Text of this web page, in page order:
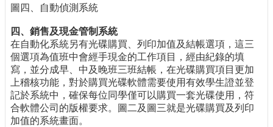
圖四、自動偵測系統
四、銷售及現金管制系統
在自動化系統另有光碟購買、列印加值及結帳選項，這三
個選項為值班中會經手現金的工作項目，經由紀錄的填
寫，並分成早、中及晚班三班結帳，在光碟購買項目更加
上稽核功能，對於購買光碟軟體需要使用有效學生證並登
記於系統中，確保每位同學僅可以購買一套光碟使用，符
合軟體公司的版權要求。圖二及圖三就是光碟購買及列印
加值的系統畫面。